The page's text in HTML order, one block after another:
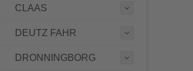
CLAAS
DEUTZ FAHR
DRONNINGBORG